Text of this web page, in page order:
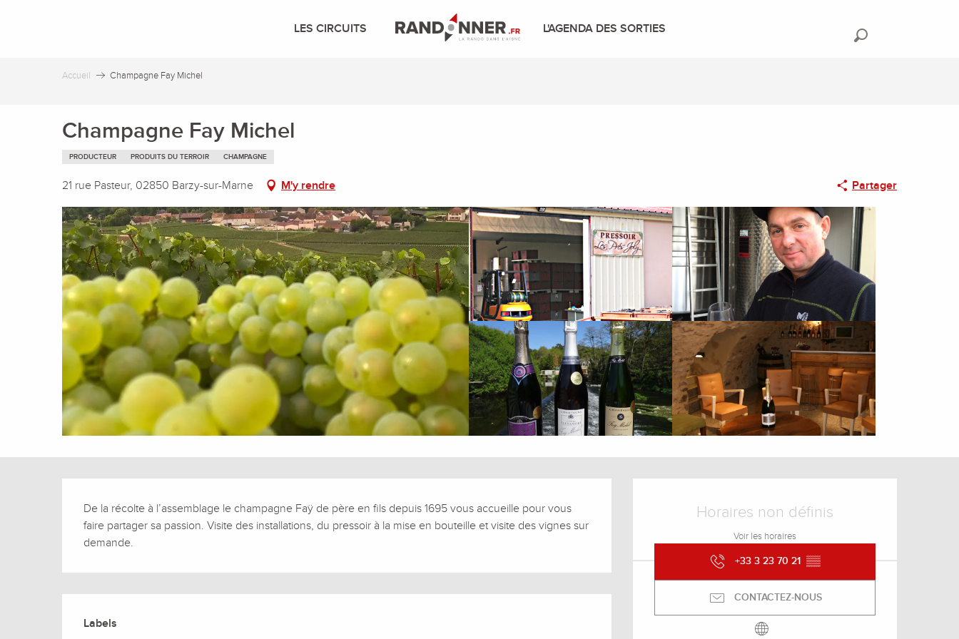
LES CIRCUITS L'AGENDA DES SORTIES
Accueil Champagne Fay Michel
Champagne Fay Michel
PRODUCTEUR PRODUITS DU TERROIR CHAMPAGNE
21 rue Pasteur, 02850 Barzy-sur-Marne M'y rendre Partager
Ouverture et
Horaires non définis
Voir les horaires
+33 3 23 70 21 ▒▒
CONTACTEZ-NOUS
Description
De la récolte à l’assemblage le champagne Faÿ de père en fils depuis 1695 vous accueille pour vous
faire partager sa passion. Visite des installations, du pressoir à la mise en bouteille et visite des vignes sur
demande.
Offres de prestations
Labels
Labels